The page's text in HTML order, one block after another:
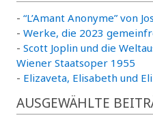
- “L’Amant Anonyme” von
- Werke, die 2023
- Scott Joplin und die
Wiener Staatsoper 1955
- Elizaveta, Elisabeth und
AUSGEWÄHLTE